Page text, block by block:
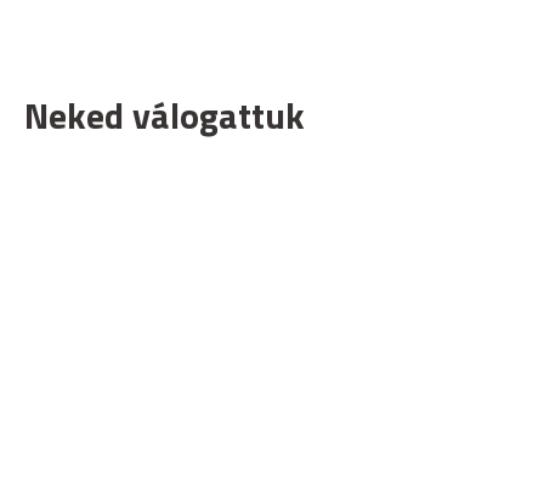
Neked válogattuk